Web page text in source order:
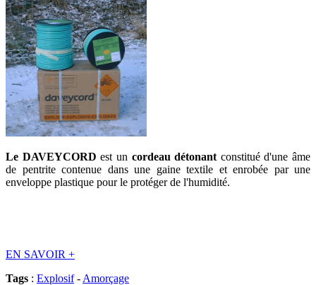
Le DAVEYCORDest un cordeau détonant constitué d'une âme
de pentrite contenue dans une gaine textile et enrobée par une
enveloppe plastique pour le protéger de l'humidité.
EN SAVOIR +
Tags : Explosif- Amorçage